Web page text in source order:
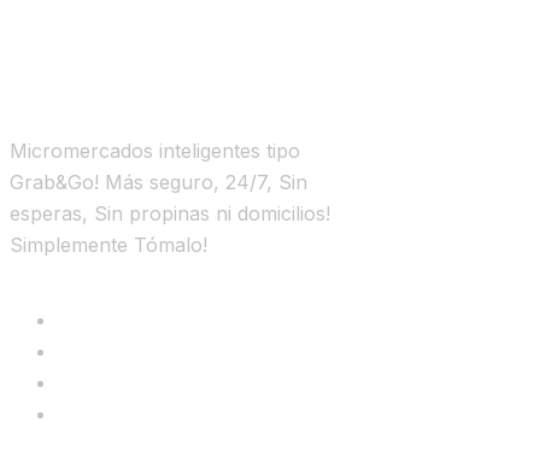
Micromercados inteligentes tipo
Grab&Go! Más seguro, 24/7, Sin
esperas, Sin propinas ni domicilios!
Simplemente Tómalo!